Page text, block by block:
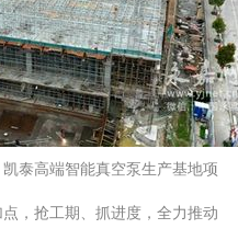
泰高端智能真空泵生产基地项
，抢工期、抓进度，全力推动